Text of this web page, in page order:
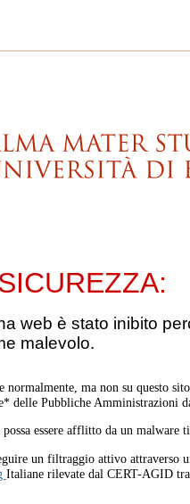
web è stato inibito
malevolo.
normalmente, ma non su questo
delle Pubbliche Amministrazioni
essere afflitto da un
un filtraggio attivo
Italiane rilevate dal CERT-AGID